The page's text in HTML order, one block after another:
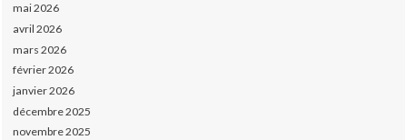
mai 2026
avril 2026
mars 2026
février 2026
janvier 2026
décembre 2025
novembre 2025